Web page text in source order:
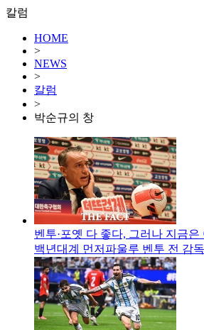
칼럼
HOME
>
NEWS
>
칼럼
>
박순규의 창
벤투·포옛 다 좋다, 그러나 지금
백년대계 먼저파울루 벤투 전 감